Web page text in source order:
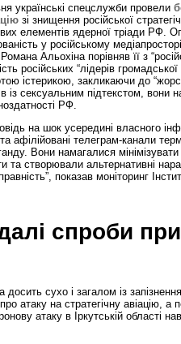
українські спецслужби провели
зі знищення російської
елементів ядерної тріади РФ.
у російському
Альохіна порівняв її з
російських “лідерів
істерикою, закликаючи до
із сексуальним підтекстом, вони
РФ.
на шок усередині власного
афілійовані телеграм-канали
Вони намагалися
та створювали альтернативні
показав моніторинг
спроби
досить сухо і загалом із
атаку на стратегічну авіацію, а
атаку в Іркутській області